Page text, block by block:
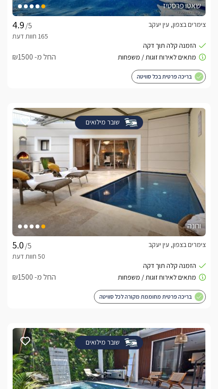
שאטו פרסטיז
/5
צימרים בצפון, עין יעקב
החל מ- ₪1500
בריכה פרטית בכל סוויטה
שובר מילואים
ורונה
/5
צימרים בצפון, עין יעקב
החל מ- ₪1500
בריכה פרטית מחוממת מקורה לכל סוויטה
שובר מילואים